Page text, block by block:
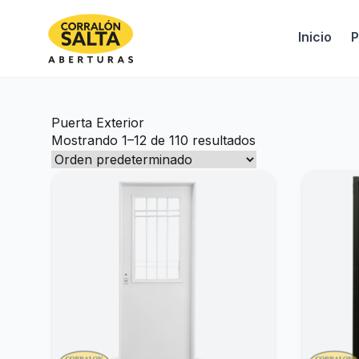
Inicio
Puerta Exterior
Mostrando 1–12 de 110 resultados